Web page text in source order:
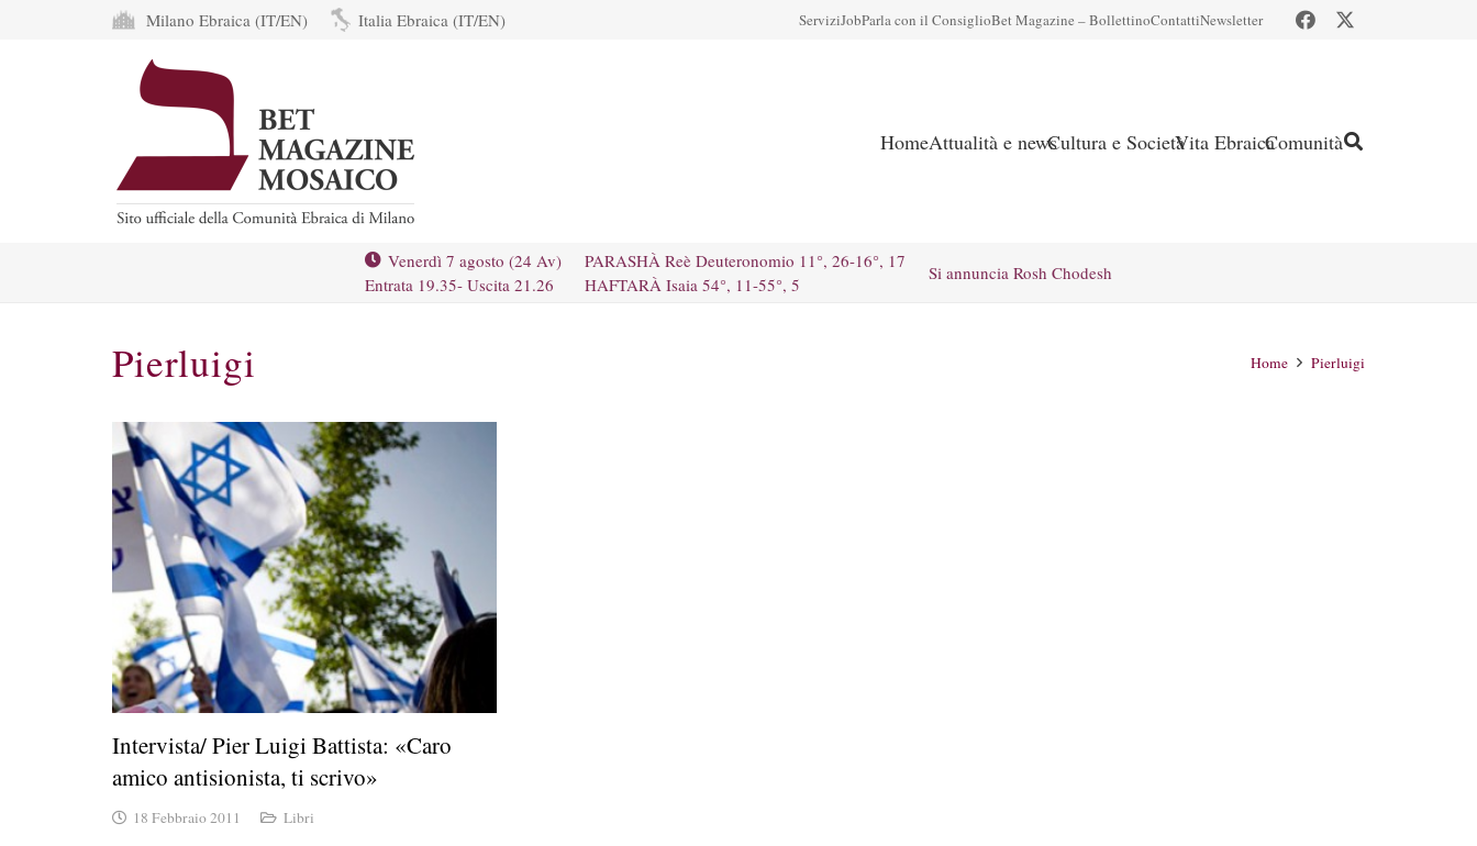
Milano Ebraica (IT/EN) Italia Ebraica (IT/EN) ServiziJobParla con il ConsiglioBet Magazine – BollettinoContattiNewsletter
HomeAttualità e newsCultura e SocietàVita EbraicaComunità
Venerdì 7 agosto (24 Av)
Entrata 19.35- Uscita 21.26
PARASHÀ Reè Deuteronomio 11°, 26-16°, 17
HAFTARÀ Isaia 54°, 11-55°, 5
Si annuncia Rosh Chodesh
Pierluigi Home Pierluigi
Intervista/ Pier Luigi Battista: «Caro
amico antisionista, ti scrivo»
18 Febbraio 2011 Libri